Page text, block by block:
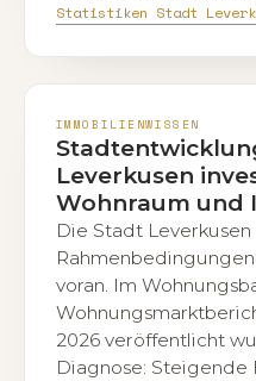
Statistiken Stadt
IMMOBILIENWISSEN
Leverkusen
Wohnraum und
Die Stadt
voran. Im
2026 veröffentlicht
Diagnose: Steigende